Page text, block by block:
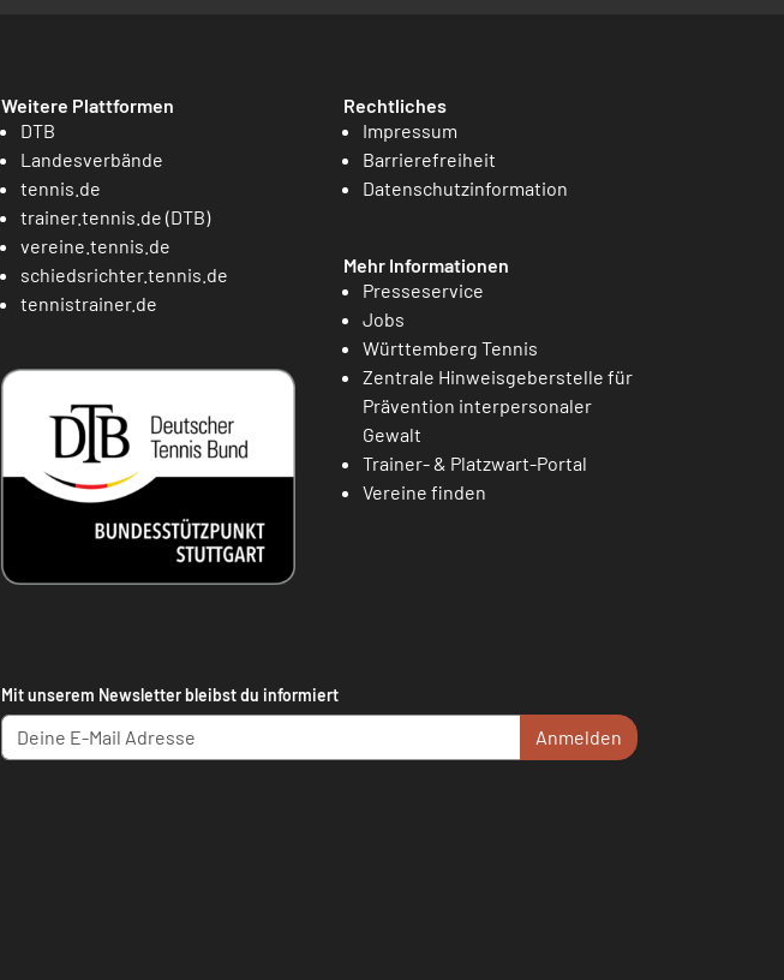
Weitere Plattformen
DTB
Landesverbände
tennis.de
trainer.tennis.de (DTB)
vereine.tennis.de
schiedsrichter.tennis.de
tennistrainer.de
Rechtliches
Impressum
Barrierefreiheit
Datenschutzinformation
Mehr Informationen
Presseservice
Jobs
Württemberg Tennis
Zentrale Hinweisgeberstelle für
Prävention interpersonaler
Gewalt
Trainer- & Platzwart-Portal
Vereine finden
Mit unserem Newsletter bleibst du informiert
Anmelden